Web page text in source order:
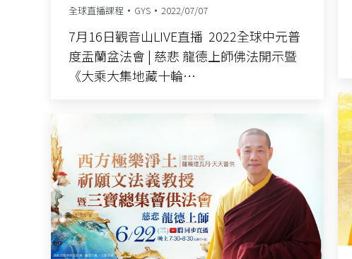
全球直播課程 GYS 2022/07/07
7月16日觀音山LIVE直播 2022全球中元普
度盂蘭盆法會 | 慈悲 龍德上師佛法開示暨
《大乘大集地藏十輪…